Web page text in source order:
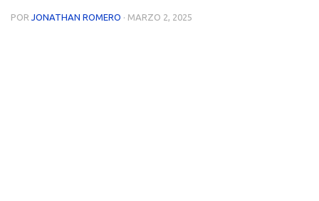
POR JONATHAN ROMERO · MARZO 2, 2025